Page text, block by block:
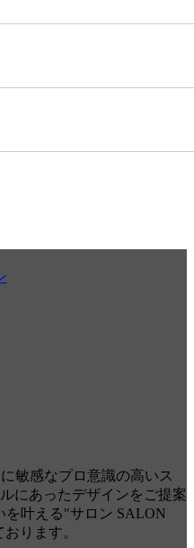
敏感なプロ意識の高いス
にあったデザインをご提案
を叶える"サロン SALON
ります。